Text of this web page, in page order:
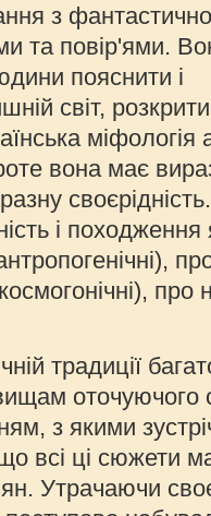
з
та повір'ями.
пояснити і
світ,
міфологія
вона має
і
про
про
традиції
оточуючого
з якими
всі ці сюжети
Утрачаючи